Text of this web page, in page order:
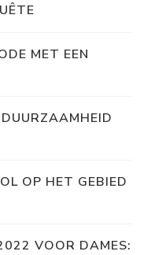
MET EEN
OP HET GEBIED
VOOR DAMES: